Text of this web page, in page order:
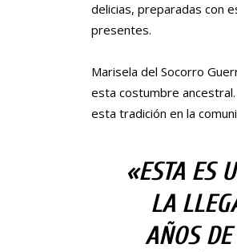
delicias, preparadas con
presentes.
Marisela del Socorro
esta costumbre
esta tradición en la
«ESTA ES
LA
AÑOS